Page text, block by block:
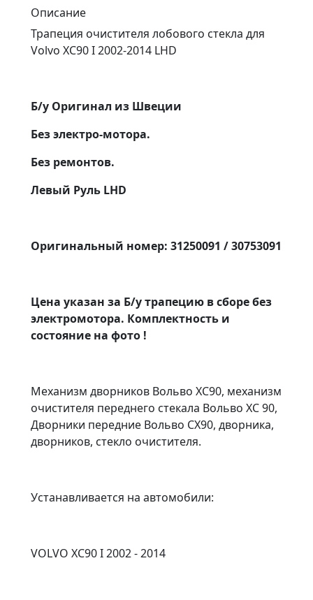
Описание
Трапеция очистителя лобового стекла для
Volvo XC90 I 2002-2014 LHD
Б/у Оригинал из Швеции
Без электро-мотора.
Без ремонтов.
Левый Руль LHD
Оригинальный номер: 31250091 / 30753091
Цена указан за Б/у трапецию в сборе без
электромотора. Комплектность и
состояние на фото !
Механизм дворников Вольво ХС90, механизм
очистителя переднего стекала Вольво ХС 90,
Дворники передние Вольво СХ90, дворника,
дворников, стекло очистителя.
Устанавливается на автомобили:
VOLVO XC90 I 2002 - 2014